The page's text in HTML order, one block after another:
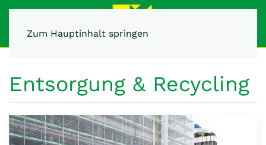
Zum Hauptinhalt springen
Entsorgung & Recycling